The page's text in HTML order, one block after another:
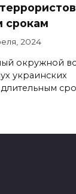
срокам
2024
окружной
украинских